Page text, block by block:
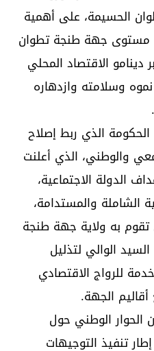
الحسيمة، على أهمية
مستوى جهة طنجة تطوان
الاقتصاد المحلي
وسلامته وازدهاره
الذي ربط إصلاح
والوطني، الذي أعلنت
الدولة الاجتماعية،
الشاملة والمستدامة،
تقوم به ولاية جهة طنجة
الوالي لتذليل
للرواج الاقتصادي
الجهة.
الوطني حول
تنفيذ التوجيهات